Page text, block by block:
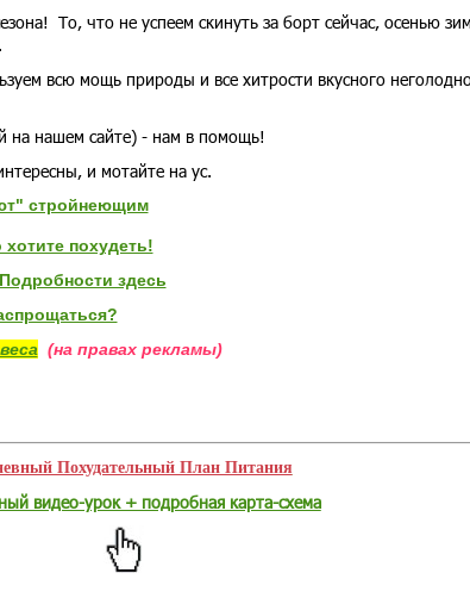
То, что не успеем скинуть за борт сейчас, осенью
всю мощь природы и все хитрости вкусного
на нашем сайте) - нам в помощь!
и мотайте на ус.
стройнеющим
похудеть!
здесь
(на правах рекламы)
Похудательный План Питания
видео-урок + подробная карта-схема